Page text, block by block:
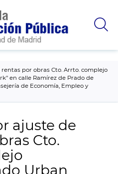
por obras Cto. Arrto. complejo
en calle Ramírez de Prado de
de Economía, Empleo y
ajuste de
Cto.
Urban